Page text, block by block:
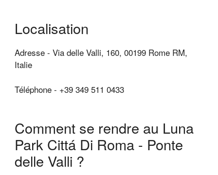
Localisation
Adresse - Via delle Valli, 160, 00199 Rome RM,
Italie
Téléphone - +39 349 511 0433
Comment se rendre au Luna
Park Cittá Di Roma - Ponte
delle Valli ?